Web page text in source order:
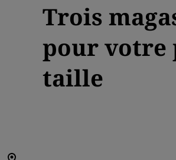
Trois
pour votre
taille